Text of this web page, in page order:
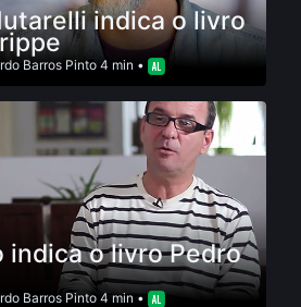
indica o livro
Barros Pinto 4 min •
indica o livro Pedro
Barros Pinto 4 min •